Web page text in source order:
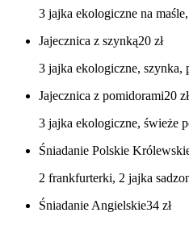
3 jajka ekologiczne na
Jajecznica z szynką20 zł
3 jajka ekologiczne, szynka,
Jajecznica z pomidorami20 zł
3 jajka ekologiczne, świeże
Śniadanie Polskie
2 frankfurterki, 2 jajka
Śniadanie Angielskie34 zł